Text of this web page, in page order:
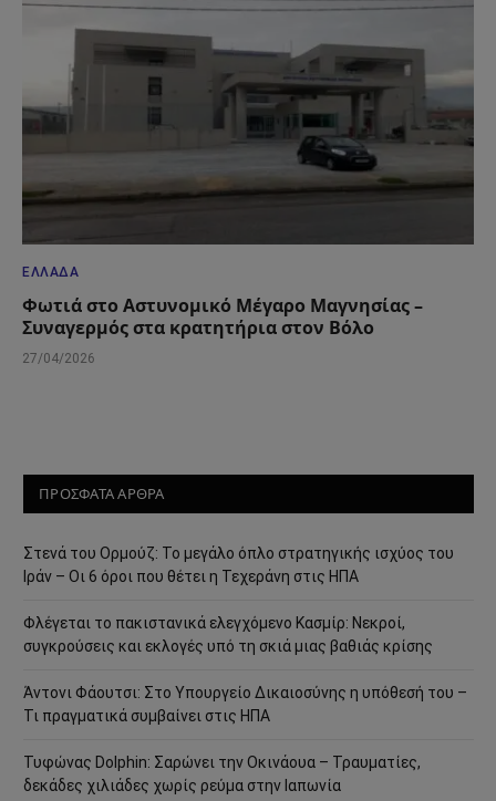
ΕΛΛΆΔΑ
Φωτιά στο Αστυνομικό Μέγαρο Μαγνησίας –
Συναγερμός στα κρατητήρια στον Βόλο
27/04/2026
ΠΡΟΣΦΑΤΑ ΑΡΘΡΑ
Στενά του Ορμούζ: Το μεγάλο όπλο στρατηγικής ισχύος του
Ιράν – Οι 6 όροι που θέτει η Τεχεράνη στις ΗΠΑ
Φλέγεται το πακιστανικά ελεγχόμενο Κασμίρ: Νεκροί,
συγκρούσεις και εκλογές υπό τη σκιά μιας βαθιάς κρίσης
Άντονι Φάουτσι: Στο Υπουργείο Δικαιοσύνης η υπόθεσή του –
Τι πραγματικά συμβαίνει στις ΗΠΑ
Τυφώνας Dolphin: Σαρώνει την Οκινάουα – Τραυματίες,
δεκάδες χιλιάδες χωρίς ρεύμα στην Ιαπωνία